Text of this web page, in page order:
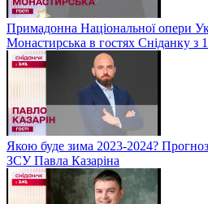
Примадонна Національної опери
Монастирська в гостях Сніданку з
Якою буде зима 2023-2024?
ЗСУ Павла Казаріна